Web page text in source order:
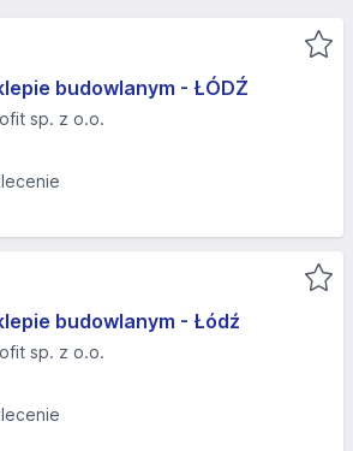
budowlanym - ŁÓDŹ
sp. z o.o.
budowlanym - Łódź
sp. z o.o.